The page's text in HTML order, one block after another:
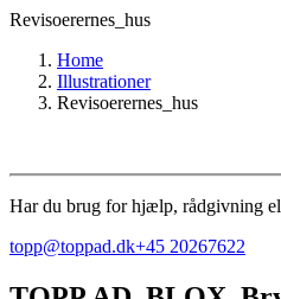
Revisoerernes_hus
Home
Illustrationer
Revisoerernes_hus
Har du brug for hjælp, rådgivning
topp@toppad.dk+45 20267622